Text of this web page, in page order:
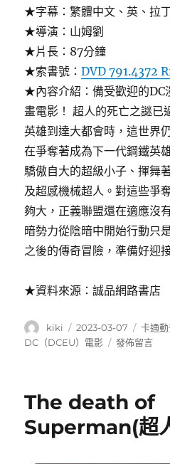
★字幕：繁體中文、英、拉
★導演：山姆劉
★片長：87分鐘
★索書號：DVD 791.4372
★內容介紹：備受歡迎的DC
畫電影！ 超人的死亡之謎已
英雄到達大都會時，這世界
在爭奪著成為下一代鋼鐵英
驕傲自大的超級小子、揮舞
及超感機械超人。對這些爭
夠大，正義聯盟還在適應沒
暗勢力從陰暗中開始行動只
之後的傳奇冒險，準備好迎
★資料來源：誠品網路書店
作
者
kiki
發
佈
2023-03-07
分
類
卡通
DC（DCEU）電影
在
supermen(超
王
發佈留言
The death of
Superman(超